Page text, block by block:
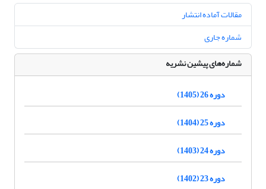
مقالات آماده انتشار
شماره جاری
شماره‌های پیشین نشریه
دوره 26 (1405)
دوره 25 (1404)
دوره 24 (1403)
دوره 23 (1402)